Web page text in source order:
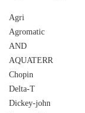
Agri
Agromatic
AND
AQUATERR
Chopin
Delta-T
Dickey-john